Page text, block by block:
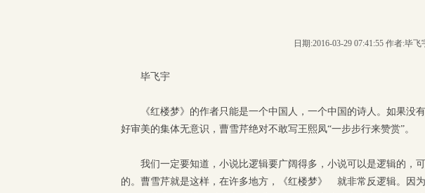
日期:2016-03-29 07:41:55 作者:毕飞
毕飞宇
《红楼梦》的作者只能是一个中国人，一个中国的诗人。如果
好审美的集体无意识，曹雪芹绝对不敢写王熙凤“一步步行来赞赏”。
我们一定要知道，小说比逻辑要广阔得多，小说可以是逻辑的，
的。曹雪芹就是这样，在许多地方，《红楼梦》 就非常反逻辑。因